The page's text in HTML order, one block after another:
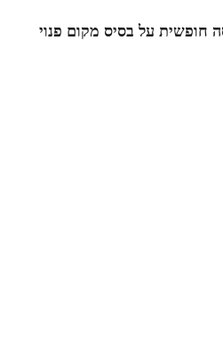
חופשית על בסיס מקום פנוי